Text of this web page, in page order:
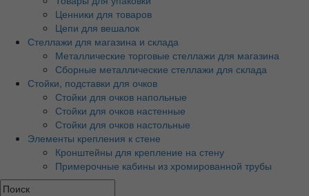
Ценники для товаров
Цепи для вешалок
Стеллажи для магазина и склада
Металлические торговые стеллажи для магазина
Сборные металлические стеллажи для склада
Стойки, подставки для очков
Стойки для очков напольные
Стойки для очков настенные
Стойки для очков настольные
Элементы крепления к стене
Кронштейны для крепление на стену
Примерочные кабины из хромированной трубы